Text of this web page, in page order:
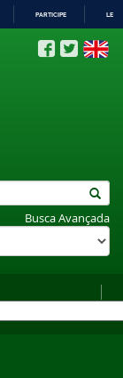
PARTICIPE
Busca Avançada